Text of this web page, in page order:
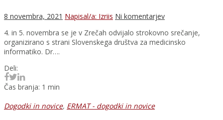
8 novembra, 2021 Napisal/a: Izriis Ni komentarjev
4. in 5. novembra se je v Zrečah odvijalo strokovno srečanje,
organizirano s strani Slovenskega društva za medicinsko
informatiko. Dr….
Deli:
Čas branja: 1 min
Dogodki in novice, ERMAT - dogodki in novice